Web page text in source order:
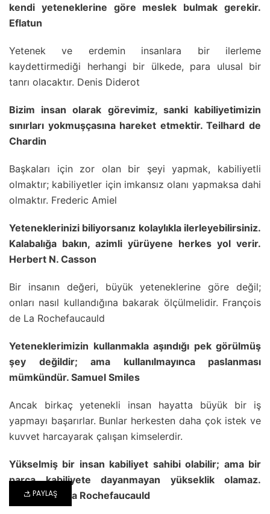
PAYLAŞ
kendi yeteneklerine göre meslek bulmak gerekir.
Eflatun
Yetenek ve erdemin insanlara bir ilerleme
kaydettirmediği herhangi bir ülkede, para ulusal bir
tanrı olacaktır. Denis Diderot
Bizim insan olarak görevimiz, sanki kabiliyetimizin
sınırları yokmuşçasına hareket etmektir. Teilhard de
Chardin
Başkaları için zor olan bir şeyi yapmak, kabiliyetli
olmaktır; kabiliyetler için imkansız olanı yapmaksa dahi
olmaktır. Frederic Amiel
Yeteneklerinizi biliyorsanız kolaylıkla ilerleyebilirsiniz.
Kalabalığa bakın, azimli yürüyene herkes yol verir.
Herbert N. Casson
Bir insanın değeri, büyük yeteneklerine göre değil;
onları nasıl kullandığına bakarak ölçülmelidir. François
de La Rochefaucauld
Yeteneklerimizin kullanmakla aşındığı pek görülmüş
şey değildir; ama kullanılmayınca paslanması
mümkündür. Samuel Smiles
Ancak birkaç yetenekli insan hayatta büyük bir iş
yapmayı başarırlar. Bunlar herkesten daha çok istek ve
kuvvet harcayarak çalışan kimselerdir.
Yükselmiş bir insan kabiliyet sahibi olabilir; ama bir
parça kabiliyete dayanmayan yükseklik olamaz.
François de La Rochefaucauld